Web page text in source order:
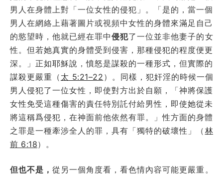
男人在身體上對「一位女性的侵犯」。「是的，當一個
男人在網絡上藉著圖片或視頻中女性的身體來滿足自己
的慾望時，他就已經在罪中侵犯了一位並非他妻子的女
性。但若她真實的身體受到侵害，那種侵犯的程度便更
深。」正如耶穌說，憤怒是謀殺的一種形式，但實際的
謀殺更嚴重（ 太 5:21–22 ）。同樣，犯奸淫的時候一個
男人侵犯了一位女性，即使對方出於自願，「神將保護
女性免受這種傷害的責任特別託付給男性，即使她從未
將這稱爲侵犯，在神面前他依然有罪。」性方面的身體
之罪是一種牽涉全人的罪，具有「獨特的破壞性」（ 林
前 6:18）。
但也不是，從另一個角度看，看色情內容可能更嚴重。